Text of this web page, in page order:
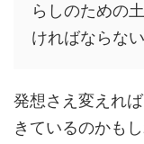
らしのための
ければならない
発想さえ変えれ
きているのかも